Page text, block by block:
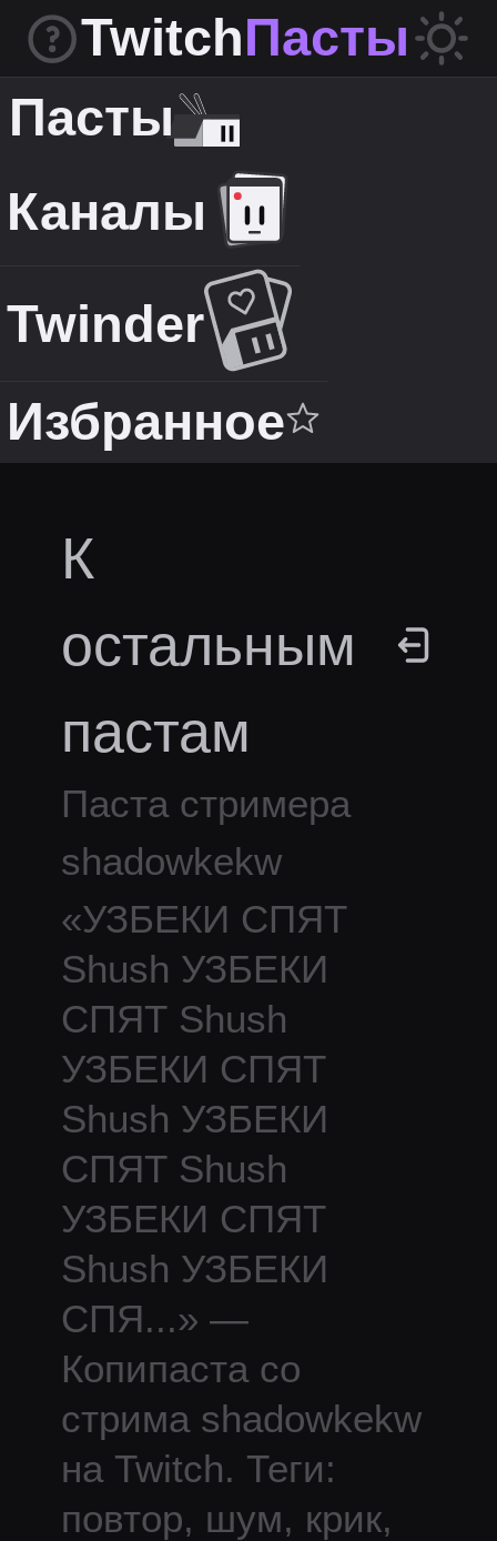
TwitchПасты
Пасты
Каналы
Twinder
Избранное
К
остальным
пастам
Паста стримера
shadowkekw
«УЗБЕКИ СПЯТ
Shush УЗБЕКИ
СПЯТ Shush
УЗБЕКИ СПЯТ
Shush УЗБЕКИ
СПЯТ Shush
УЗБЕКИ СПЯТ
Shush УЗБЕКИ
СПЯ...» —
Копипаста со
стрима shadowkekw
на Twitch. Теги:
повтор, шум, крик,